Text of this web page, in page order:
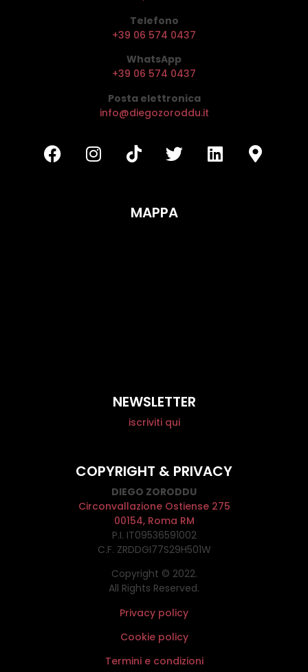
Telefono
+39 06 574 0437
WhatsApp
+39 06 574 0437
Posta elettronica
info@diegozoroddu.it
MAPPA
NEWSLETTER
iscriviti qui
COPYRIGHT & PRIVACY
DIEGO ZORODDU
Circonvallazione Ostiense 275
00154, Roma RM
P.I. IT09536591002
C.F. ZRDDGI77S29H501W
Copyright © 2022.
All Rights Reserved.
Privacy policy
Cookie policy
Termini e condizioni